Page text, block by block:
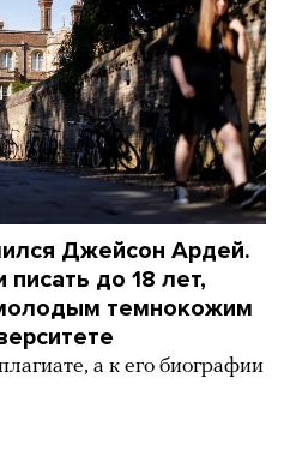
Джейсон Ардей.
до 18 лет,
темнокожим
а к его биографии